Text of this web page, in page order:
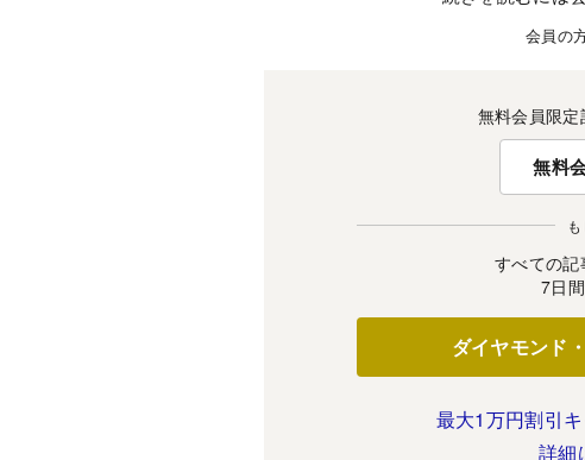
会員の
無料会員限定
無料
すべての記
7日
ダイヤモンド
最大1万円割引
詳細